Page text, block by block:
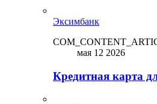
Эксимбанк
мая 12 2026
Кредитная карта